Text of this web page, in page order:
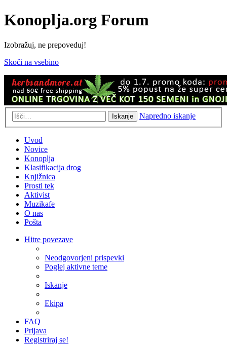
Konoplja.org Forum
Izobražuj, ne prepoveduj!
Skoči na vsebino
Iskanje Napredno iskanje
Uvod
Novice
Konoplja
Klasifikacija drog
Knjižnica
Prosti tek
Aktivist
Muzikafe
O nas
Pošta
Hitre povezave
Neodgovorjeni prispevki
Poglej aktivne teme
Iskanje
Ekipa
FAQ
Prijava
Registriraj se!